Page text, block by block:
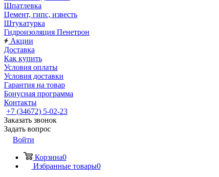
Шпатлевка
Цемент, гипс, известь
Штукатурка
Гидроизоляция Пенетрон
Акции
Доставка
Как купить
Условия оплаты
Условия доставки
Гарантия на товар
Бонусная программа
Контакты
+7 (34672) 5-02-23
Заказать звонок
Задать вопрос
Войти
Корзина0
Избранные товары0